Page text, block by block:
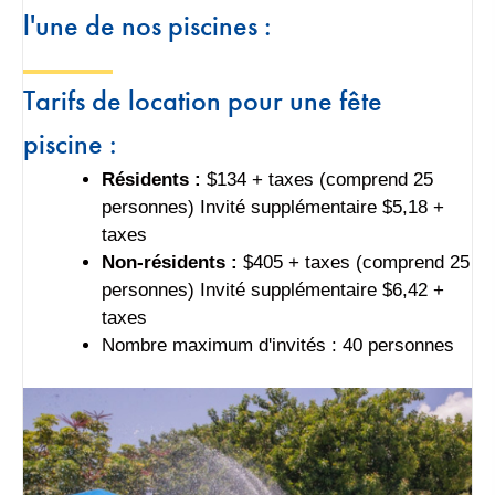
original des années 1950. Horaires
Voir toutes les aires de jeux
l'une de nos piscines :
Tarifs de location pour une fête
piscine :
Résidents : $134 + taxes (comprend 25
personnes) Invité supplémentaire $5,18 +
taxes
Non-résidents : $405 + taxes (comprend 25
personnes) Invité supplémentaire $6,42 +
taxes
Nombre maximum d'invités : 40 personnes